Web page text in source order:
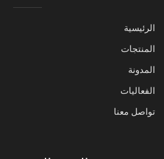
الرئيسية
المنتجات
المدونة
الفعاليات
تواصل معنا